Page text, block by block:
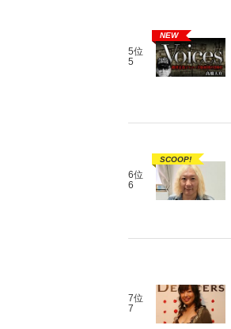
5位
5
NEW
6位
6
SCOOP!
7位
7